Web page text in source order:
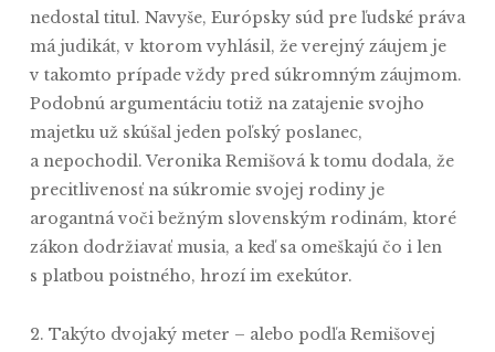
nedostal titul. Navyše, Európsky súd pre ľudské práva
má judikát, v ktorom vyhlásil, že verejný záujem je
v takomto prípade vždy pred súkromným záujmom.
Podobnú argumentáciu totiž na zatajenie svojho
majetku už skúšal jeden poľský poslanec,
a nepochodil. Veronika Remišová k tomu dodala, že
precitlivenosť na súkromie svojej rodiny je
arogantná voči bežným slovenským rodinám, ktoré
zákon dodržiavať musia, a keď sa omeškajú čo i len
s platbou poistného, hrozí im exekútor.
2. Takýto dvojaký meter – alebo podľa Remišovej